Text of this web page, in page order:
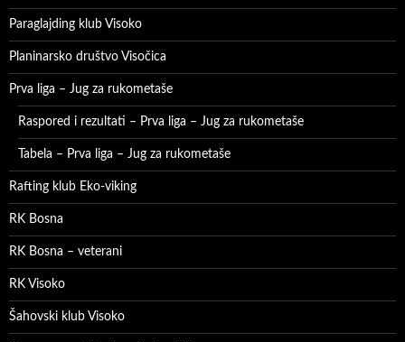
Paraglajding klub Visoko
Planinarsko društvo Visočica
Prva liga – Jug za rukometaše
Raspored i rezultati – Prva liga – Jug za rukometaše
Tabela – Prva liga – Jug za rukometaše
Rafting klub Eko-viking
RK Bosna
RK Bosna – veterani
RK Visoko
Šahovski klub Visoko